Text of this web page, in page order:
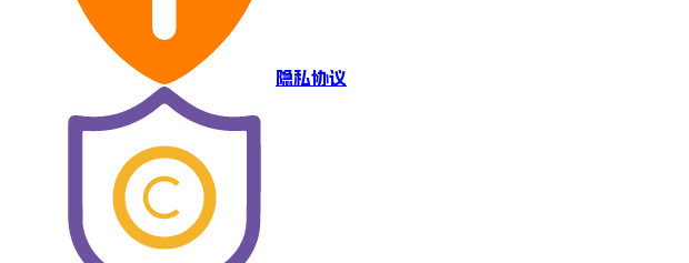
隐私协议